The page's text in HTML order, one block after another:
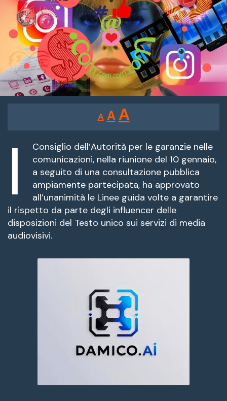
A
Reducir
tamaño
de
fuente.
A Restablecer
tamaño
de
fuente
AAumentar
tamaño
de
fuente.
l
Consiglio dell’Autorità per le garanzie nelle
comunicazioni, nella riunione del 10 gennaio,
a seguito di una consultazione pubblica
ampiamente partecipata, ha approvato
all’unanimità le Linee guida volte a garantire
il rispetto da parte degli influencer delle
disposizioni del Testo unico sui servizi di media
audiovisivi.